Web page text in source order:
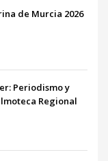
de Murcia 2026
Periodismo y
Regional